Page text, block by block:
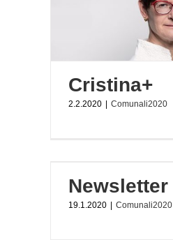
Cristina+
2.2.2020 Comunali2020
Newsletter
19.1.2020 Comunali2020